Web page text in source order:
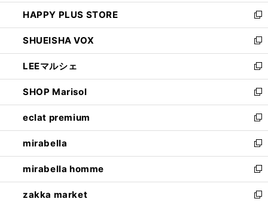
ン
ド
ウ
で
開
く
ウ
ィ
ン
ド
ウ
で
開
く
し
い
ウ
ィ
ン
ド
ウ
で
開
く
HAPPY PLUS STORE
新
し
い
ウ
ィ
ン
ド
ウ
で
開
く
SHUEISHA VOX
新
し
い
ウ
ィ
ン
ド
ウ
で
開
く
LEEマルシェ
新
し
い
ウ
ィ
ン
ド
ウ
で
開
く
SHOP Marisol
新
し
い
ウ
ィ
ン
ド
ウ
で
eclat premium
新
し
い
ウ
ィ
ン
ド
mirabella
新
し
い
ウ
ィ
mirabella homme
新
し
い
zakka market
新